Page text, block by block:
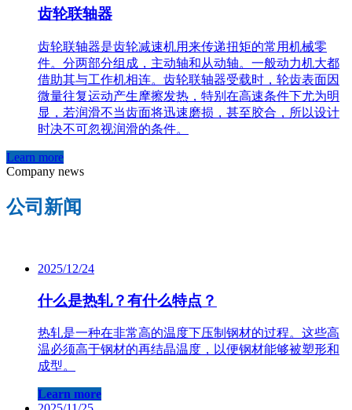
齿轮联轴器
齿轮联轴器是齿轮减速机用来传递扭矩的常用机械零
件。分两部分组成，主动轴和从动轴。一般动力机大都
借助其与工作机相连。齿轮联轴器受载时，轮齿表面因
微量往复运动产生摩擦发热，特别在高速条件下尤为明
显，若润滑不当齿面将迅速磨损，甚至胶合，所以设计
时决不可忽视润滑的条件。
Learn more
Company news
公司新闻
2025/12/24
什么是热轧？有什么特点？
热轧是一种在非常高的温度下压制钢材的过程。这些高
温必须高于钢材的再结晶温度，以便钢材能够被塑形和
成型。
Learn more